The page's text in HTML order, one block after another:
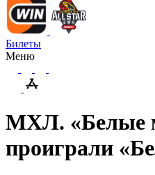
Билеты
Меню
МХЛ. «Белые
проиграли